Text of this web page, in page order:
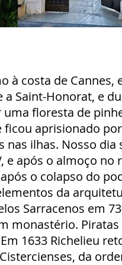
à costa de Cannes,
Saint-Honorat, e
floresta de
aprisionado
nas ilhas. Nosso
e após o almoço no
o colapso do
da
Sarracenos em
monastério.
1633 Richelieu
da